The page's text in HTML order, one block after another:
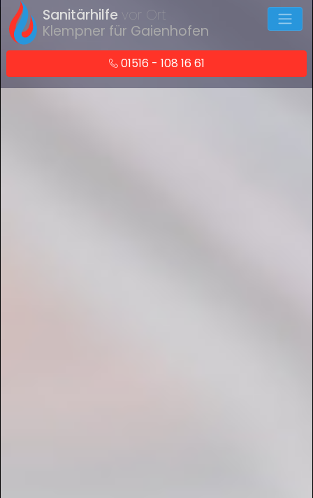
Sanitärhilfe vor Ort
Klempner für Gaienhofen
01516 - 108 16 61